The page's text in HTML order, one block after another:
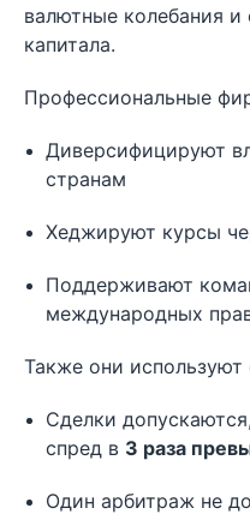
валютные колебания
капитала.
Профессиональные
Диверсифицируют
странам
Хеджируют курсы
Поддерживают
международных
Также они используют
Сделки
спред в 3 раза
Один арбитраж не